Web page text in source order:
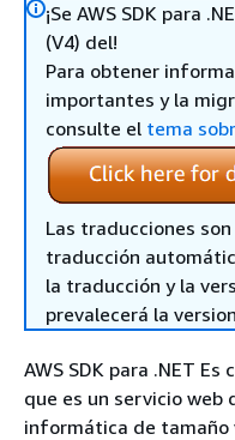
¡Se AWS SDK para
(V4) del!
Para obtener
importantes y la
consulte el tema
Las traducciones
traducción
la traducción y la
prevalecerá la
AWS SDK para .NET Es
que es un servicio web
informática de tamaño